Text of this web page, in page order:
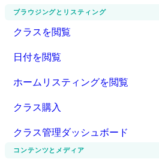
ブラウジングとリスティング
クラスを閲覧
日付を閲覧
ホームリスティングを閲覧
クラス購入
クラス管理ダッシュボード
コンテンツとメディア